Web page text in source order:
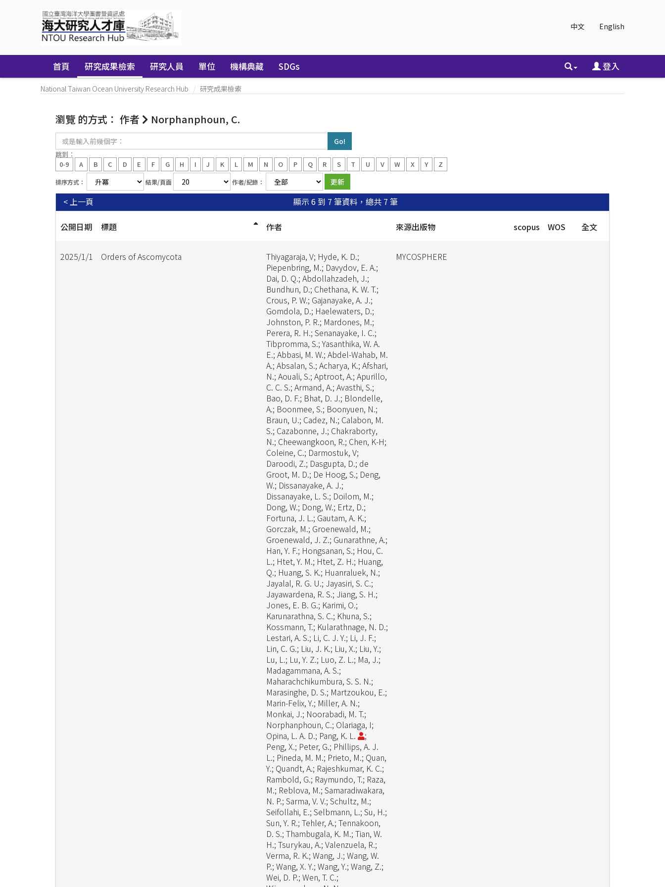
中文 English
首頁 研究成果檢索 研究人員 單位 機構典藏 SDGs 登入
National Taiwan Ocean University Research Hub 研究成果檢索
瀏覽 的方式： 作者 Norphanphoun, C.
或
輸
入
前
幾
字：
跳到：
0-9
A B C D E F G H I J K L M N O P Q R S T U V W X Y Z
排序方式： 結果/頁面 作者/紀錄：
顯示 6 到 7 筆資料，總共 7 筆
< 上一頁
公開日期 標題 作者 來源出版物 scopus WOS 全文
2025/1/1 Orders of Ascomycota
Thiyagaraja, V; Hyde, K. D.;
Piepenbring, M.; Davydov, E. A.;
Dai, D. Q.; Abdollahzadeh, J.;
Bundhun, D.; Chethana, K. W. T.;
Crous, P. W.; Gajanayake, A. J.;
Gomdola, D.; Haelewaters, D.;
Johnston, P. R.; Mardones, M.;
Perera, R. H.; Senanayake, I. C.;
Tibpromma, S.; Yasanthika, W. A.
E.; Abbasi, M. W.; Abdel-Wahab, M.
A.; Absalan, S.; Acharya, K.; Afshari,
N.; Aouali, S.; Aptroot, A.; Apurillo,
C. C. S.; Armand, A.; Avasthi, S.;
Bao, D. F.; Bhat, D. J.; Blondelle,
A.; Boonmee, S.; Boonyuen, N.;
Braun, U.; Cadez, N.; Calabon, M.
S.; Cazabonne, J.; Chakraborty,
N.; Cheewangkoon, R.; Chen, K-H;
Coleine, C.; Darmostuk, V;
Daroodi, Z.; Dasgupta, D.; de
Groot, M. D.; De Hoog, S.; Deng,
W.; Dissanayake, A. J.;
Dissanayake, L. S.; Doilom, M.;
Dong, W.; Dong, W.; Ertz, D.;
Fortuna, J. L.; Gautam, A. K.;
Gorczak, M.; Groenewald, M.;
Groenewald, J. Z.; Gunarathne, A.;
Han, Y. F.; Hongsanan, S.; Hou, C.
L.; Htet, Y. M.; Htet, Z. H.; Huang,
Q.; Huang, S. K.; Huanraluek, N.;
Jayalal, R. G. U.; Jayasiri, S. C.;
Jayawardena, R. S.; Jiang, S. H.;
Jones, E. B. G.; Karimi, O.;
Karunarathna, S. C.; Khuna, S.;
Kossmann, T.; Kularathnage, N. D.;
Lestari, A. S.; Li, C. J. Y.; Li, J. F.;
Lin, C. G.; Liu, J. K.; Liu, X.; Liu, Y.;
Lu, L.; Lu, Y. Z.; Luo, Z. L.; Ma, J.;
Madagammana, A. S.;
Maharachchikumbura, S. S. N.;
Marasinghe, D. S.; Martzoukou, E.;
Marin-Felix, Y.; Miller, A. N.;
Monkai, J.; Noorabadi, M. T.;
Norphanphoun, C.; Olariaga, I;
Opina, L. A. D.; Pang, K. L.
;
Peng, X.; Peter, G.; Phillips, A. J.
L.; Pineda, M. M.; Prieto, M.; Quan,
Y.; Quandt, A.; Rajeshkumar, K. C.;
Rambold, G.; Raymundo, T.; Raza,
M.; Reblova, M.; Samaradiwakara,
N. P.; Sarma, V. V.; Schultz, M.;
Seifollahi, E.; Selbmann, L.; Su, H.;
Sun, Y. R.; Tehler, A.; Tennakoon,
D. S.; Thambugala, K. M.; Tian, W.
H.; Tsurykau, A.; Valenzuela, R.;
Verma, R. K.; Wang, J.; Wang, W.
P.; Wang, X. Y.; Wang, Y.; Wang, Z.;
Wei, D. P.; Wen, T. C.;
MYCOSPHERE